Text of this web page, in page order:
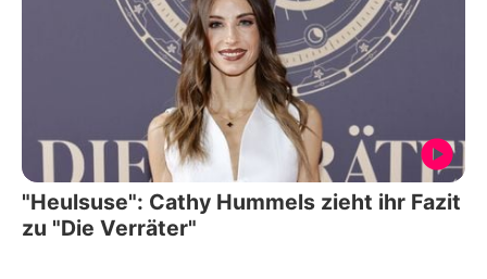
"Heulsuse": Cathy Hummels zieht ihr Fazit
zu "Die Verräter"